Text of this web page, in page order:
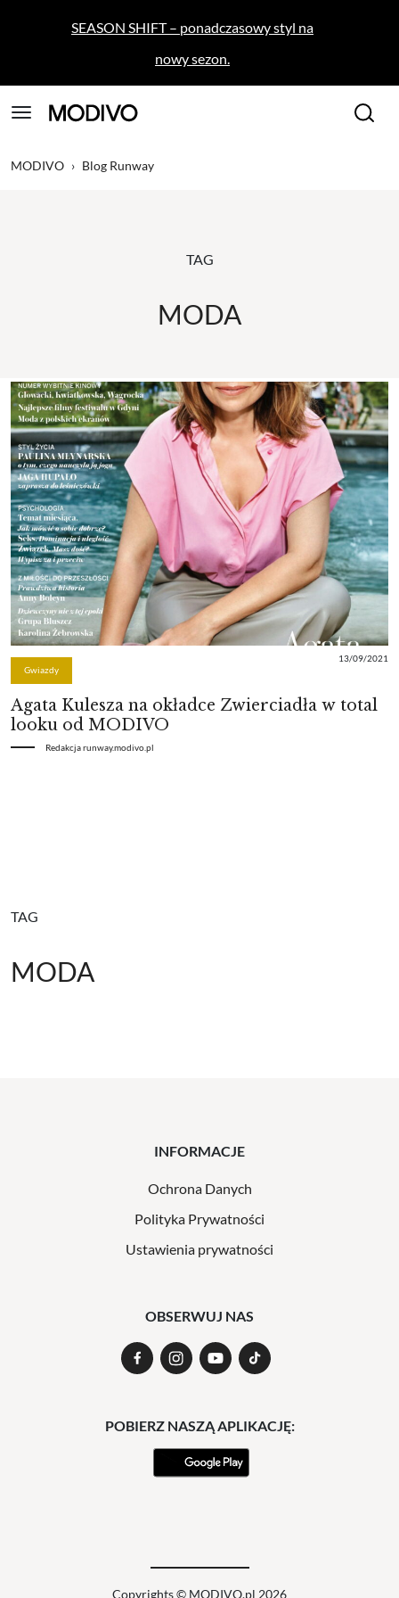
SEASON SHIFT – ponadczasowy styl na
nowy sezon.
MODIVO › Blog Runway
TAG
MODA
Gwiazdy
13/09/2021
Agata Kulesza na okładce Zwierciadła w total
looku od MODIVO
Redakcja runway.modivo.pl
TAG
MODA
INFORMACJE
Ochrona Danych
Polityka Prywatności
Ustawienia prywatności
OBSERWUJ NAS
POBIERZ NASZĄ APLIKACJĘ:
Copyrights © MODIVO.pl 2026